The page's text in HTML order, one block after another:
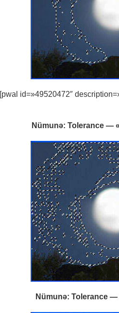
[pwal id=»49520472″
Nümunə: Tolerance —
Nümunə: Tolerance